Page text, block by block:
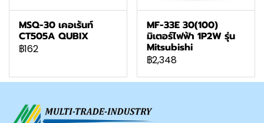
MSQ-30 เคอเร้นท์
CT505A QUBIX
฿162
MF-33E 30(100)
มิเตอร์ไฟฟ้า 1P2W รุ่น
Mitsubishi
฿2,348